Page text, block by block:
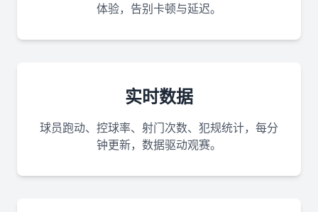
体验，告别卡顿与延迟。
实时数据
球员跑动、控球率、射门次数、犯规统计，每分
钟更新，数据驱动观赛。